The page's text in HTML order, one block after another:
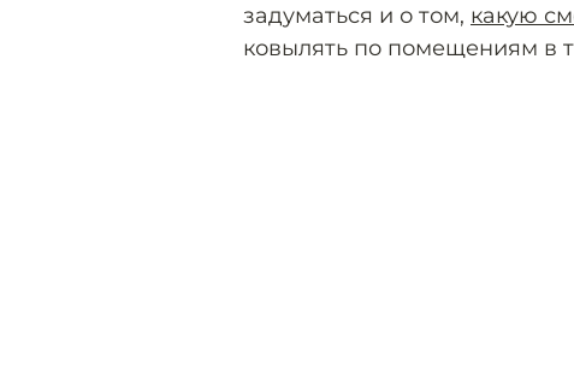
задуматься и о том, какую
ковылять по помещениям в